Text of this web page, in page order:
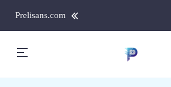
Prelisans.com